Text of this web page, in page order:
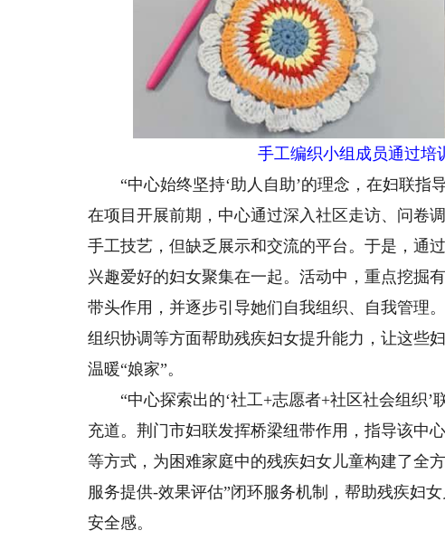
手工编织小组成员通过培
“中心始终坚持‘助人自助’的理念，在妇联指
在项目开展前期，中心通过深入社区走访、问卷
手工技艺，但缺乏展示和交流的平台。于是，通
兴趣爱好的妇女聚集在一起。活动中，重点挖掘
带头作用，并逐步引导她们自我组织、自我管理
组织协调等方面帮助残疾妇女提升能力，让这些
温暖“娘家”。
“中心探索出的‘社工+志愿者+社区社会组织’
充道。荆门市妇联发挥桥梁纽带作用，指导该中
等方式，为困难家庭中的残疾妇女儿童构建了全
服务提供-效果评估”闭环服务机制，帮助残疾妇
安全感。